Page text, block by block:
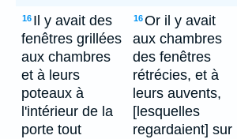
16 Il y avait des
fenêtres grillées
aux chambres
et à leurs
poteaux à
l'intérieur de la
porte tout
16Or il y avait
aux chambres
des fenêtres
rétrécies, et à
leurs auvents,
[lesquelles
regardaient] sur